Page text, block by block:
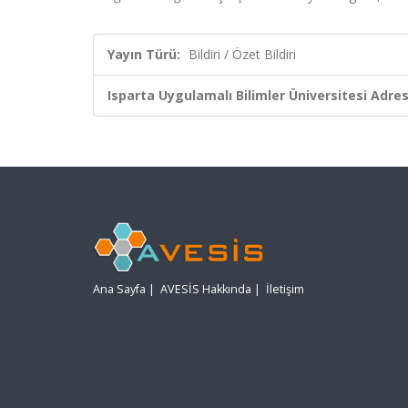
Yayın Türü: Bildiri / Özet Bildiri
Isparta Uygulamalı Bilimler Üniversitesi
Ana Sayfa | AVESİS Hakkında | İletişim